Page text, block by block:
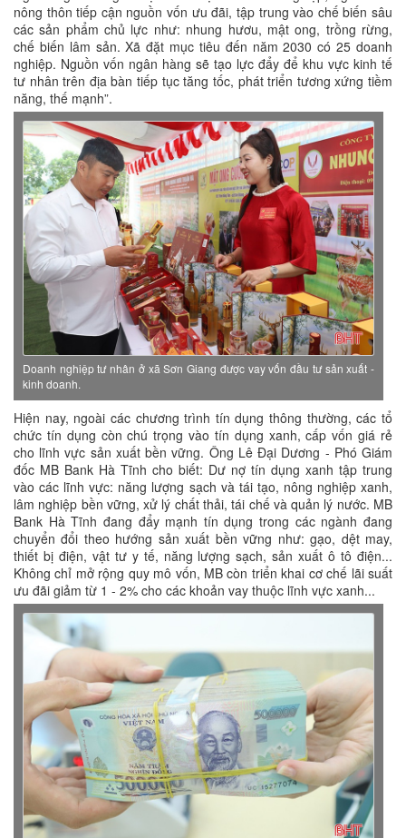
nông thôn tiếp cận nguồn vốn ưu đãi, tập trung vào chế biến sâu
các sản phẩm chủ lực như: nhung hươu, mật ong, trồng rừng,
chế biến lâm sản. Xã đặt mục tiêu đến năm 2030 có 25 doanh
nghiệp. Nguồn vốn ngân hàng sẽ tạo lực đẩy để khu vực kinh tế
tư nhân trên địa bàn tiếp tục tăng tốc, phát triển tương xứng tiềm
năng, thế mạnh”.
Doanh nghiệp tư nhân ở xã Sơn Giang được vay vốn đầu tư sản xuất -
kinh doanh.
Hiện nay, ngoài các chương trình tín dụng thông thường, các tổ
chức tín dụng còn chú trọng vào tín dụng xanh, cấp vốn giá rẻ
cho lĩnh vực sản xuất bền vững. Ông Lê Đại Dương - Phó Giám
đốc MB Bank Hà Tĩnh cho biết: Dư nợ tín dụng xanh tập trung
vào các lĩnh vực: năng lượng sạch và tái tạo, nông nghiệp xanh,
lâm nghiệp bền vững, xử lý chất thải, tái chế và quản lý nước. MB
Bank Hà Tĩnh đang đẩy mạnh tín dụng trong các ngành đang
chuyển đổi theo hướng sản xuất bền vững như: gạo, dệt may,
thiết bị điện, vật tư y tế, năng lượng sạch, sản xuất ô tô điện...
Không chỉ mở rộng quy mô vốn, MB còn triển khai cơ chế lãi suất
ưu đãi giảm từ 1 - 2% cho các khoản vay thuộc lĩnh vực xanh...